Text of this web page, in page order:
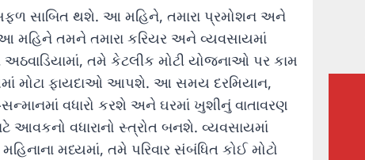
સફળ સાબિત થશે. આ મહિને, તમારા પ્રમોશન અને
મહિને તમને તમારા કરિયર અને વ્યવસાયમાં
તમે કેટલીક મોટી યોજનાઓ પર કામ
મોટા ફાયદાઓ આપશે. આ સમય દરમિયાન,
સન્માનમાં વધારો કરશે અને ઘરમાં ખુશીનું વાતાવરણ
આવકનો વધારાનો સ્ત્રોત બનશે. વ્યવસાયમાં
મધ્યમાં, તમે પરિવાર સંબંધિત કોઈ મોટો